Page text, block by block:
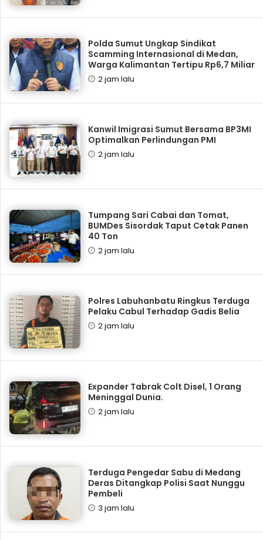
Polda Sumut Ungkap Sindikat
Scamming Internasional di Medan,
Warga Kalimantan Tertipu Rp6,7 Miliar
2 jam lalu
Kanwil Imigrasi Sumut Bersama BP3MI
Optimalkan Perlindungan PMI
2 jam lalu
Tumpang Sari Cabai dan Tomat,
BUMDes Sisordak Taput Cetak Panen
40 Ton
2 jam lalu
Polres Labuhanbatu Ringkus Terduga
Pelaku Cabul Terhadap Gadis Belia
2 jam lalu
Expander Tabrak Colt Disel, 1 Orang
Meninggal Dunia.
2 jam lalu
Terduga Pengedar Sabu di Medang
Deras Ditangkap Polisi Saat Nunggu
Pembeli
3 jam lalu